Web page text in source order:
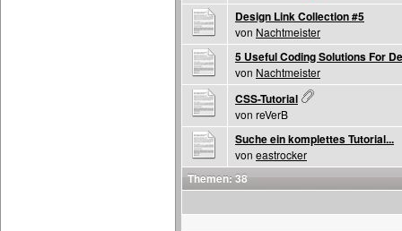
Design Link Collection #5
von Nachtmeister
5 Useful Coding Solutions For
von Nachtmeister
CSS-Tutorial
von reVerB
Suche ein komplettes Tutorial...
von eastrocker
Themen: 38